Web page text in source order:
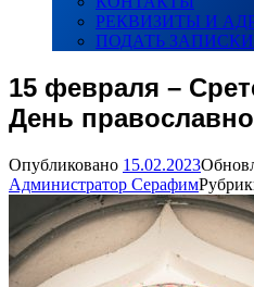
РЕКВИЗИТЫ И
ПОДАТЬ ЗАПИСКИ
15 февраля –
День
Опубликовано 15.02.2023
Администратор Серафим